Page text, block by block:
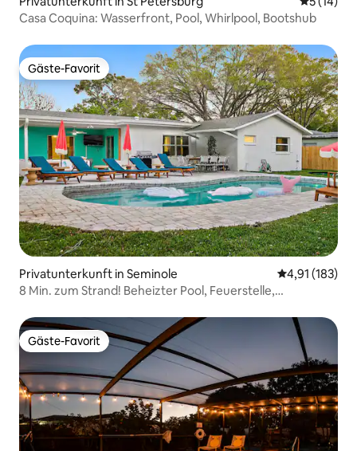
Casa Coquina: Wasserfront, Pool, Whirlpool, Bootshub
Gäste-Favorit
Gäste-Favorit
Privatunterkunft in Seminole
4,91 (183)
8 Min. zum Strand! Beheizter Pool, Feuerstelle,
Gäste-Favorit
Gäste-Favorit